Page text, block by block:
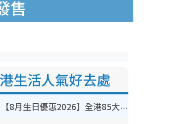
售
港生活人氣好去處
【8月生日優惠2026】全港85大食買玩著數攻略 自助餐/火鍋放題同行免費＋誠品/DONKI送現金券